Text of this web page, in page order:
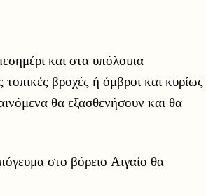
και στα υπόλοιπα
βροχές ή όμβροι και κυρίως
θα εξασθενήσουν και θα
στο βόρειο Αιγαίο θα